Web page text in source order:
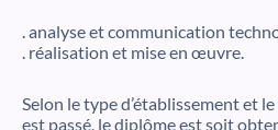
. analyse et communication
. réalisation et mise en œuvre.
Selon le type d’établissement et
est passé, le diplôme est soit